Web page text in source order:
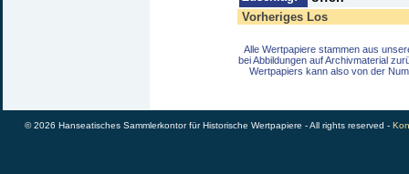
Vorheriges Los
Alle Wertpapiere stammen aus
bei Abbildungen auf Archivmaterial
Wertpapiers kann also von der
© 2026 Hanseatisches Sammlerkontor für Historische Wertpapiere - All rights reserved -